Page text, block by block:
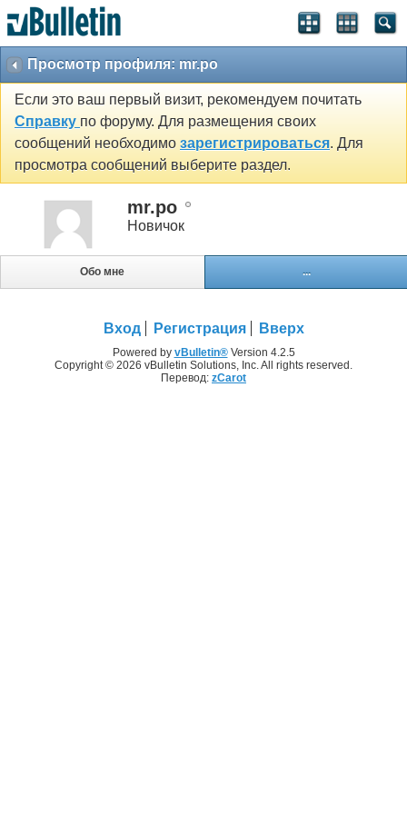
Просмотр профиля: mr.po
Если это ваш первый визит, рекомендуем почитать
Справку по форуму. Для размещения своих
сообщений необходимо зарегистрироваться. Для
просмотра сообщений выберите раздел.
mr.po
Новичок
Обо мне ...
Вход Регистрация Вверх
Powered by vBulletin®Version 4.2.5
Copyright © 2026 vBulletin Solutions, Inc. All rights reserved.
Перевод: zCarot